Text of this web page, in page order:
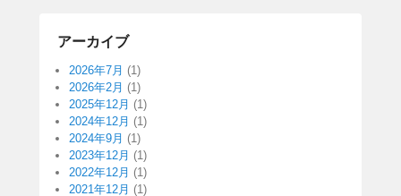
アーカイブ
2026年7月 (1)
2026年2月 (1)
2025年12月 (1)
2024年12月 (1)
2024年9月 (1)
2023年12月 (1)
2022年12月 (1)
2021年12月 (1)